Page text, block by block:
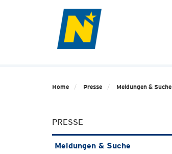
Home Presse Meldungen & Suche
PRESSE
Meldungen & Suche